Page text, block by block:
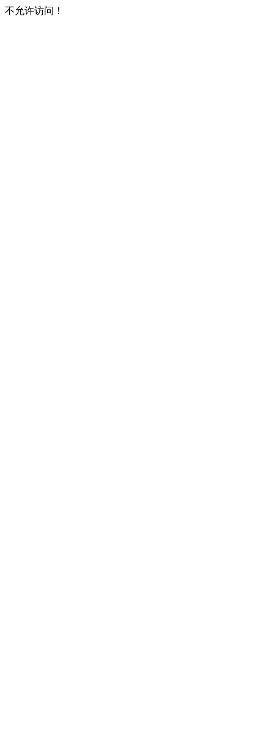
不允许访问！